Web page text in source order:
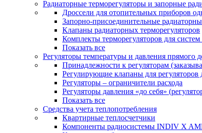
Радиаторные терморегуляторы и запорные
Дроссели для отопительных приборов
Запорно-присоединительные
Клапаны радиаторных терморегуляторов
Комплекты терморегуляторов для
Показать все
Регуляторы температуры и давления прямого
Принадлежности к регуляторам
Регулирующие клапаны для регуляторов
Регуляторы – ограничители расхода
Регуляторы давления «до себя»
Показать все
Средства учета теплопотребления
Квартирные теплосчетчики
Компоненты радиосистемы INDIV X